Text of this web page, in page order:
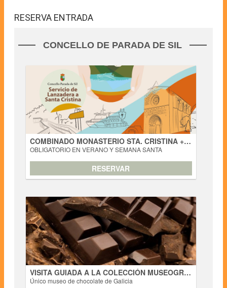
RESERVA ENTRADA
CONCELLO DE PARADA DE SIL
COMBINADO MONASTERIO STA. CRISTINA + BUS LANZADERA
OBLIGATORIO EN VERANO Y SEMANA SANTA
RESERVAR
COMBINADO MONASTERIO STA. CRISTINA +
BUS LANZADERA
OBLIGATORIO EN VERANO Y SEMANA SANTA
Actividades
SERVICIO COMBINADO DE TRASLADO EN BUS
LANZADERA + VISITA LIBRE AL MONASTERIO DE STA.
CRISTINA Este servicio de traslado + visita al monasterio
nace para cuidar al máximo el entorno del mismo, para
regular el tráfico intenso en la carretera que baja al
monasterio y para dar una mayor calidad d ... [+ info]
RESERVAR
VISITA GUIADA A LA COLECCIÓN MUSEOGRÁFICA: CASA DEL CHOCOLATE
Único museo de chocolate de Galicia
VISITA GUIADA A LA COLECCIÓN
MUSEOGRÁFICA: CASA DEL CHOCOLATE
Único museo de chocolate de Galicia
Actividades
Único espacio museográfico dedicado al Chocolate en
Galicia. Durante casi un siglo, la familia Casares fabricó
diferentes tipos de chocolate bajo la denominación
comercial “Chocolates Caldelas” y “Chocolates Casares”,
hasta el cierre, en los años 80. ... [+ info]